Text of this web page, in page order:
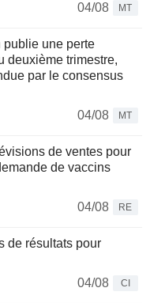
04/08
MT
publie une perte
deuxième trimestre,
par le consensus
04/08
MT
de ventes pour
de vaccins
04/08
RE
de résultats pour
04/08
CI